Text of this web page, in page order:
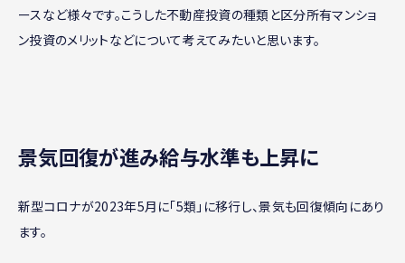
ースなど様々です。こうした不動産投資の種類と区分所有マンショ
ン投資のメリットなどについて考えてみたいと思います。
景気回復が進み給与水準も上昇に
新型コロナが2023年5月に「5類」に移行し、景気も回復傾向にあり
ます。